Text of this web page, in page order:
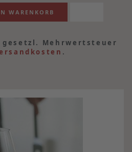
Mehrwertsteuer
.